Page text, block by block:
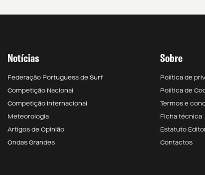
Notícias
Federação Portuguesa de Surf
Competição Nacional
Competição Internacional
Meteorologia
Artigos de Opinião
Ondas Grandes
Sobre
Política de
Política de
Termos e
Ficha técnica
Estatuto
Contactos